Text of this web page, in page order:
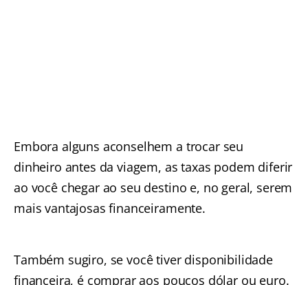
Embora alguns aconselhem a trocar seu
dinheiro antes da viagem, as taxas podem diferir
ao você chegar ao seu destino e, no geral, serem
mais vantajosas financeiramente.
Também sugiro, se você tiver disponibilidade
financeira, é comprar aos poucos dólar ou euro.